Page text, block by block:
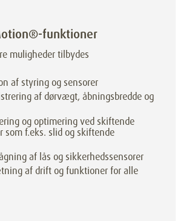
funktioner
muligheder tilbydes
af styring og sensorer
af dørvægt, åbningsbredde og
og optimering ved skiftende
som f.eks. slid og skiftende
af lås og sikkerhedssensorer
af drift og funktioner for alle